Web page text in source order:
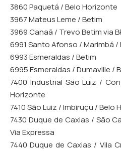
3860 Paquetá / Belo Horizonte
3967 Mateus Leme / Betim
3969 Canaã / Trevo Betim via
6991 Santo Afonso / Marimbá
6993 Esmeraldas / Betim
6995 Esmeraldas / Dumaville /
7400 Industrial São Luiz /
Horizonte
7410 São Luiz / Imbiruçu / Belo
7430 Duque de Caxias / São
Via Expressa
7440 Duque de Caxias / Vila